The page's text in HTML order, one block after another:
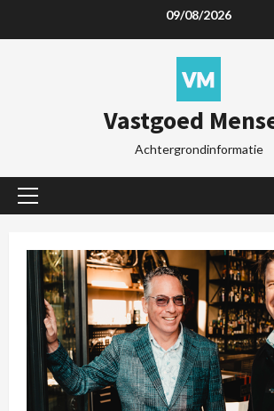
09/08/2026
Vastgoed
Achtergrondinformatie